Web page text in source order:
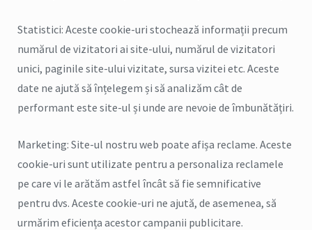
Statistici: Aceste cookie-uri stochează informații precum
numărul de vizitatori ai site-ului, numărul de vizitatori
unici, paginile site-ului vizitate, sursa vizitei etc. Aceste
date ne ajută să înțelegem și să analizăm cât de
performant este site-ul și unde are nevoie de îmbunătățiri.
Marketing: Site-ul nostru web poate afișa reclame. Aceste
cookie-uri sunt utilizate pentru a personaliza reclamele
pe care vi le arătăm astfel încât să fie semnificative
pentru dvs. Aceste cookie-uri ne ajută, de asemenea, să
urmărim eficiența acestor campanii publicitare.